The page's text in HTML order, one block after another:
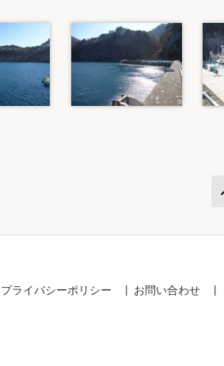
プライバシーポリシー お問い合わせ